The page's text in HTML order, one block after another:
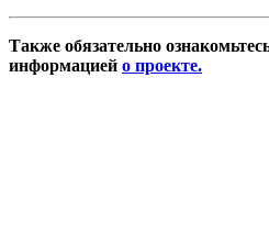
Также обязательно
информацией о проекте.